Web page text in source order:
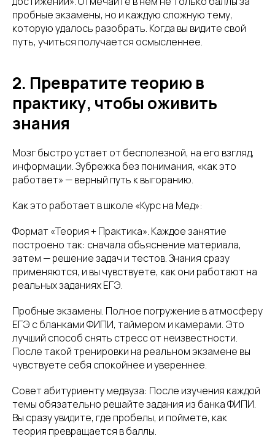
пробные экзамены, но и каждую сложную тему,
которую удалось разобрать. Когда вы видите свой
путь, учиться получается осмысленнее.
2. Превратите теорию в
практику, чтобы оживить
знания
Мозг быстро устает от бесполезной, на его взгляд,
информации. Зубрежка без понимания, «как это
работает» — верный путь к выгоранию.
Как это работает в школе «Курс на Мед»:
Формат «Теория + Практика». Каждое занятие
построено так: сначала объяснение материала,
затем — решение задач и тестов. Знания сразу
применяются, и вы чувствуете, как они работают на
реальных заданиях ЕГЭ.
Пробные экзамены. Полное погружение в атмосферу
ЕГЭ с бланками ФИПИ, таймером и камерами. Это
лучший способ снять стресс от неизвестности.
После такой тренировки на реальном экзамене вы
чувствуете себя спокойнее и увереннее.
Совет абитуриенту медвуза: После изучения каждой
темы обязательно решайте задания из банка ФИПИ.
Вы сразу увидите, где пробелы, и поймете, как
теория превращается в баллы.